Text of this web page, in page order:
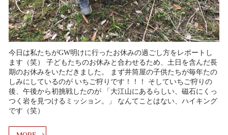
今日は私たちがGW明けに行ったお休みの過ごし方をレポートし
ます（笑） 子どもたちのお休みと合わせるため、土日を含んだ長
期のお休みをいただきました。 まず井筒屋の子供たちが毎年たの
しみにしているのが いちご狩りです！！！ そしていちご狩りの
後、午後から初挑戦したのが 「大江山にあるらしい、磁石にくっ
つく岩を見つけるミッション。」 なんてことはない、ハイキング
です（笑）